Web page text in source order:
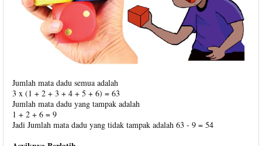
Jumlah mata dadu semua adalah
3 x (1 + 2 + 3 + 4 + 5 + 6) = 63
Jumlah mata dadu yang tampak adalah
1 + 2 + 6 = 9
Jadi Jumlah mata dadu yang tidak tampak adalah 63 - 9 = 54